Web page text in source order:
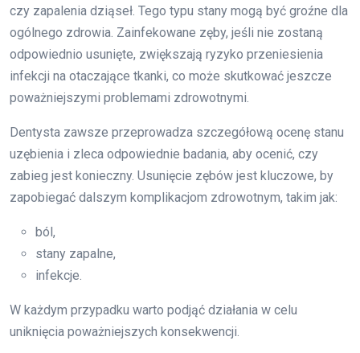
czy zapalenia dziąseł. Tego typu stany mogą być groźne dla
ogólnego zdrowia. Zainfekowane zęby, jeśli nie zostaną
odpowiednio usunięte, zwiększają ryzyko przeniesienia
infekcji na otaczające tkanki, co może skutkować jeszcze
poważniejszymi problemami zdrowotnymi.
Dentysta zawsze przeprowadza szczegółową ocenę stanu
uzębienia i zleca odpowiednie badania, aby ocenić, czy
zabieg jest konieczny. Usunięcie zębów jest kluczowe, by
zapobiegać dalszym komplikacjom zdrowotnym, takim jak:
ból,
stany zapalne,
infekcje.
W każdym przypadku warto podjąć działania w celu
uniknięcia poważniejszych konsekwencji.